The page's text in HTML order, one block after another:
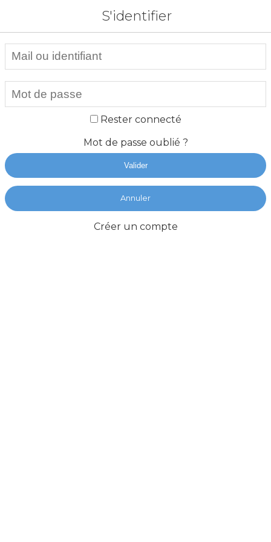
S'identifier
Rester connecté
Mot de passe oublié ?
Valider
Annuler
Créer un compte